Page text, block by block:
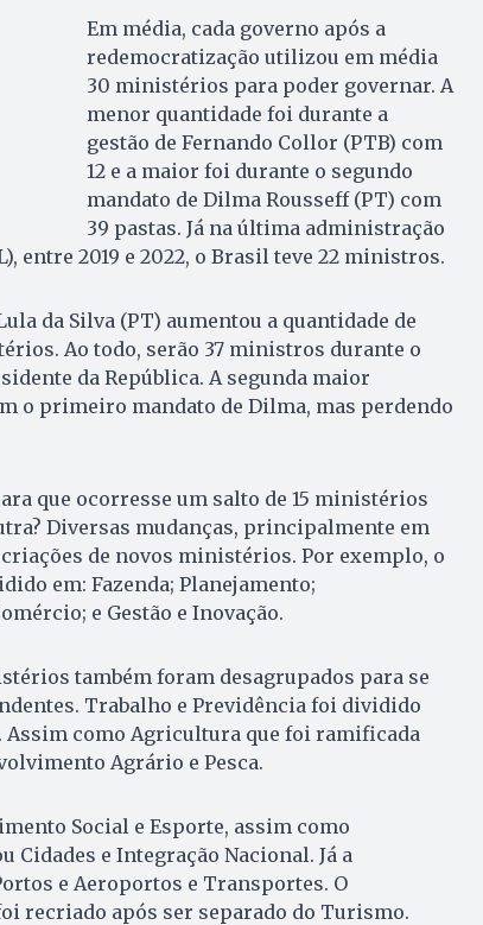
Em média, cada governo após a
redemocratização utilizou em média
30 ministérios para poder governar. A
menor quantidade foi durante a
gestão de Fernando Collor (PTB) com
12 e a maior foi durante o segundo
mandato de Dilma Rousseff (PT) com
39 pastas. Já na última administração
entre 2019 e 2022, o Brasil teve 22 ministros.
da Silva (PT) aumentou a quantidade de
Ao todo, serão 37 ministros durante o
da República. A segunda maior
o primeiro mandato de Dilma, mas perdendo
que ocorresse um salto de 15 ministérios
Diversas mudanças, principalmente em
de novos ministérios. Por exemplo, o
em: Fazenda; Planejamento;
e Gestão e Inovação.
também foram desagrupados para se
Trabalho e Previdência foi dividido
Assim como Agricultura que foi ramificada
Agrário e Pesca.
Social e Esporte, assim como
e Integração Nacional. Já a
e Aeroportos e Transportes. O
recriado após ser separado do Turismo.